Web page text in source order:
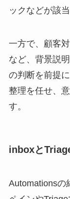
ックなどが該当
一方で、顧客
など、背景説
の判断を前提
整理を任せ、
す。
inboxと
Automationsの